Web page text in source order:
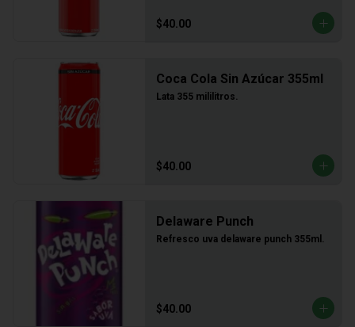
$40.00
Coca Cola Sin Azúcar 355ml
Lata 355 mililitros.
$40.00
Delaware Punch
Refresco uva delaware punch 355ml.
$40.00